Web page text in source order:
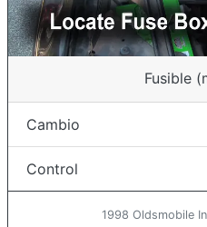
Fusible
Cambio
Control
1998 Oldsmobile